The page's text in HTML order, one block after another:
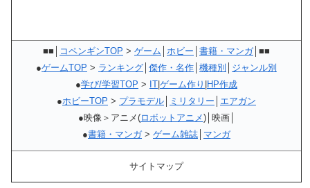
■■│ コペンギンTOP > ゲーム ホビー 書籍・マンガ│■■
●ゲームTOP > ランキング 傑作・名作 機種別
ジャンル別
●学び/学習TOP > IT ゲーム作り HP作成
●ホビーTOP > プラモデル ミリタリー
エアガン
●映像＞アニメ(ロボットアニメ)│映画│
●書籍・マンガ> ゲーム雑誌 マンガ
サイトマップ